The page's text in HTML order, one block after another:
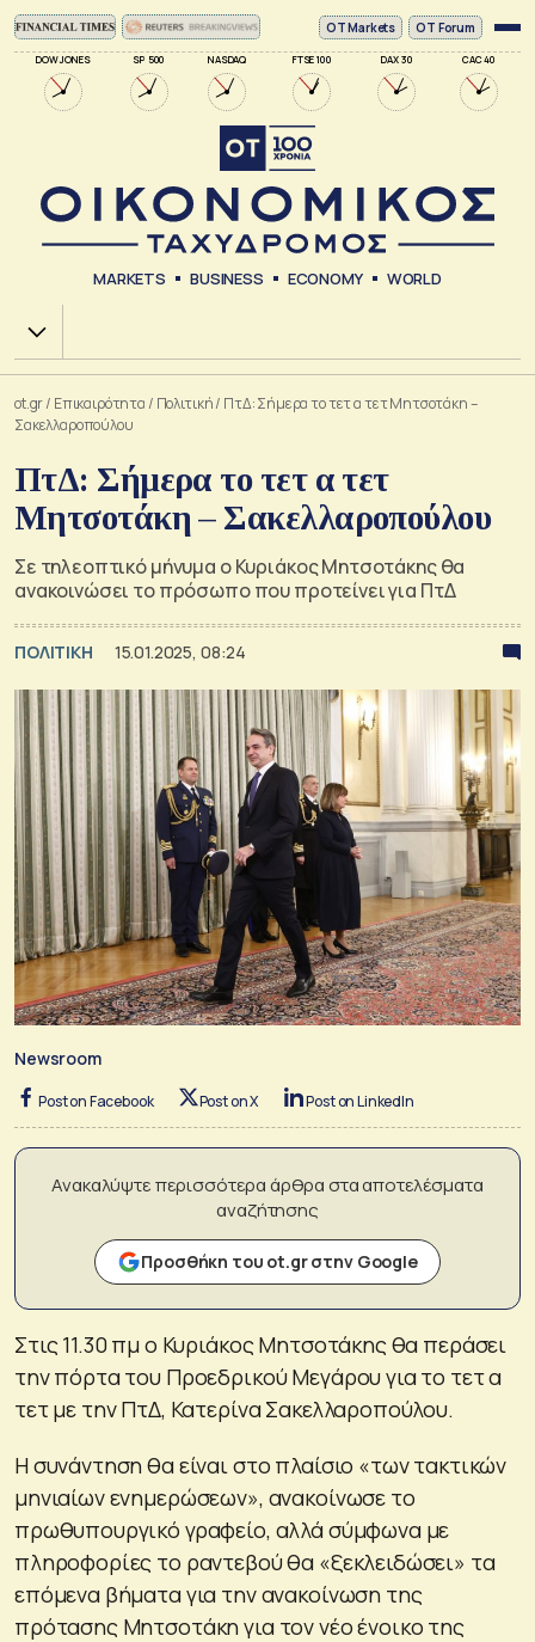
DOW JONES SP 500 NASDAQ FTSE 100 DAX 30 CAC 40
ΟΤ Markets OT Forum
MARKETS BUSINESS ECONOMY WORLD
Χ.Α.
ot.gr/ Επικαιρότητα / Πολιτική/ ΠτΔ: Σήμερα το τετ α τετ Μητσοτάκη –
Σακελλαροπούλου
ΠτΔ: Σήμερα το τετ α τετ
Μητσοτάκη – Σακελλαροπούλου
Σε τηλεοπτικό μήνυμα ο Κυριάκος Μητσοτάκης θα
ανακοινώσει το πρόσωπο που προτείνει για ΠτΔ
ΠΟΛΙΤΙΚΗ 15.01.2025, 08:24
Newsroom
Post on Facebook Post on X Post on LinkedIn
Ανακαλύψτε περισσότερα άρθρα στα αποτελέσματα
αναζήτησης
Προσθήκη του ot.gr στην Google
Στις 11.30 πμ ο Κυριάκος Μητσοτάκης θα περάσει
την πόρτα του Προεδρικού Μεγάρου για το τετ α
τετ με την ΠτΔ, Κατερίνα Σακελλαροπούλου.
Η συνάντηση θα είναι στο πλαίσιο «των τακτικών
μηνιαίων ενημερώσεων», ανακοίνωσε το
πρωθυπουργικό γραφείο, αλλά σύμφωνα με
πληροφορίες το ραντεβού θα «ξεκλειδώσει» τα
επόμενα βήματα για την ανακοίνωση της
πρότασης Μητσοτάκη για τον νέο ένοικο της